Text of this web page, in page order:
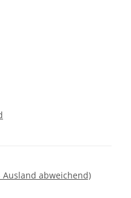
Ausland abweichend)